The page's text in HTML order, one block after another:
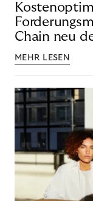
Chain neu
MEHR LESEN